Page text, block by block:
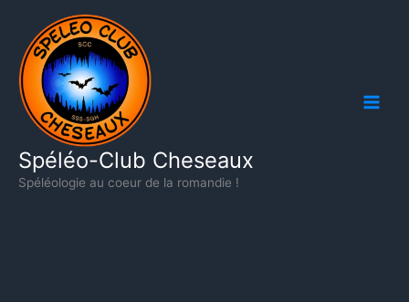
contenu
Spéléo-Club Cheseaux
Spéléologie au coeur de la romandie !